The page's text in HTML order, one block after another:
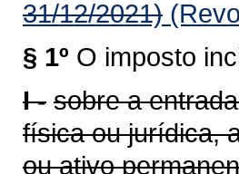
31/12/2021)
§ 1º O imposto
I - sobre a
física ou jurídica,
ou ativo